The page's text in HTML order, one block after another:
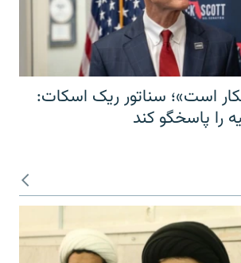
است»؛ سناتور ریک اسکات:
را پاسخگو کند